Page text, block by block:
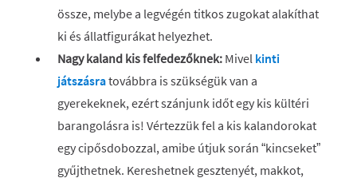
össze, melybe a legvégén titkos zugokat alakíthat
ki és állatfigurákat helyezhet.
Nagy kaland kis felfedezőknek: Mivel kinti
játszásratovábbra is szükségük van a
gyerekeknek, ezért szánjunk időt egy kis kültéri
barangolásra is! Vértezzük fel a kis kalandorokat
egy cipősdobozzal, amibe útjuk során “kincseket”
gyűjthetnek. Kereshetnek gesztenyét, makkot,